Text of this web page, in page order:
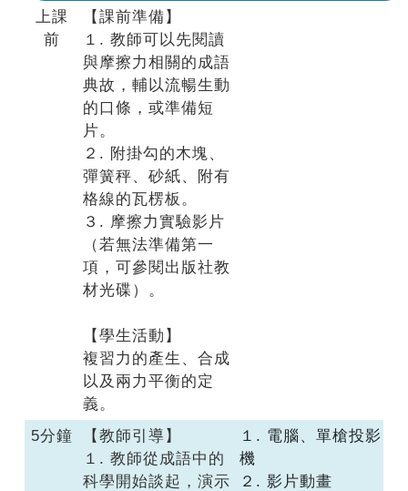
上課
前
【課前準備】
１. 教師可以先閱讀
與摩擦力相關的成語
典故，輔以流暢生動
的口條，或準備短
片。
２. 附掛勾的木塊、
彈簧秤、砂紙、附有
格線的瓦楞板。
３. 摩擦力實驗影片
（若無法準備第一
項，可參閱出版社教
材光碟）。
【學生活動】
複習力的產生、合成
以及兩力平衡的定
義。
5分鐘
【教師引導】
１. 教師從成語中的
科學開始談起，演示
１. 電腦、單槍投影
機
２. 影片動畫